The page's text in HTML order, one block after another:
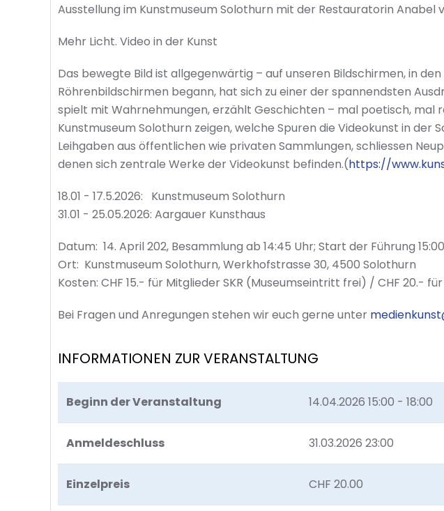
Ausstellung im Kunstmuseum Solothurn mit der Restauratorin Anabel
Mehr Licht. Video in der Kunst
Das bewegte Bild ist allgegenwärtig – auf unseren Bildschirmen, in
Röhrenbildschirmen begann, hat sich zu einer der spannendsten
spielt mit Wahrnehmungen, erzählt Geschichten – mal poetisch, mal
Kunstmuseum Solothurn zeigen, welche Spuren die Videokunst in der
Leihgaben aus öffentlichen wie privaten Sammlungen, schliessen
denen sich zentrale Werke der Videokunst befinden.(https://
18.01 - 17.5.2026:
Kunstmuseum Solothurn
31.01 - 25.05.2026: Aargauer Kunsthaus
Datum: 14. April 202, Besammlung ab 14:45 Uhr; Start der Führung
Ort: Kunstmuseum Solothurn, Werkhofstrasse 30, 4500 Solothurn
Kosten: CHF 15.- für Mitglieder SKR (Museumseintritt frei) / CHF 20.-
Bei Fragen und Anregungen stehen wir euch gerne unter
INFORMATIONEN ZUR VERANSTALTUNG
Beginn der Veranstaltung 14.04.2026 15:00 - 18:00
Anmeldeschluss 31.03.2026 23:00
Einzelpreis CHF 20.00